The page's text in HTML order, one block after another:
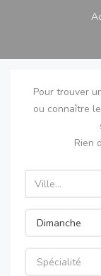
Pour trouver
ou connaître
Rien
Dimanche
Spécialité